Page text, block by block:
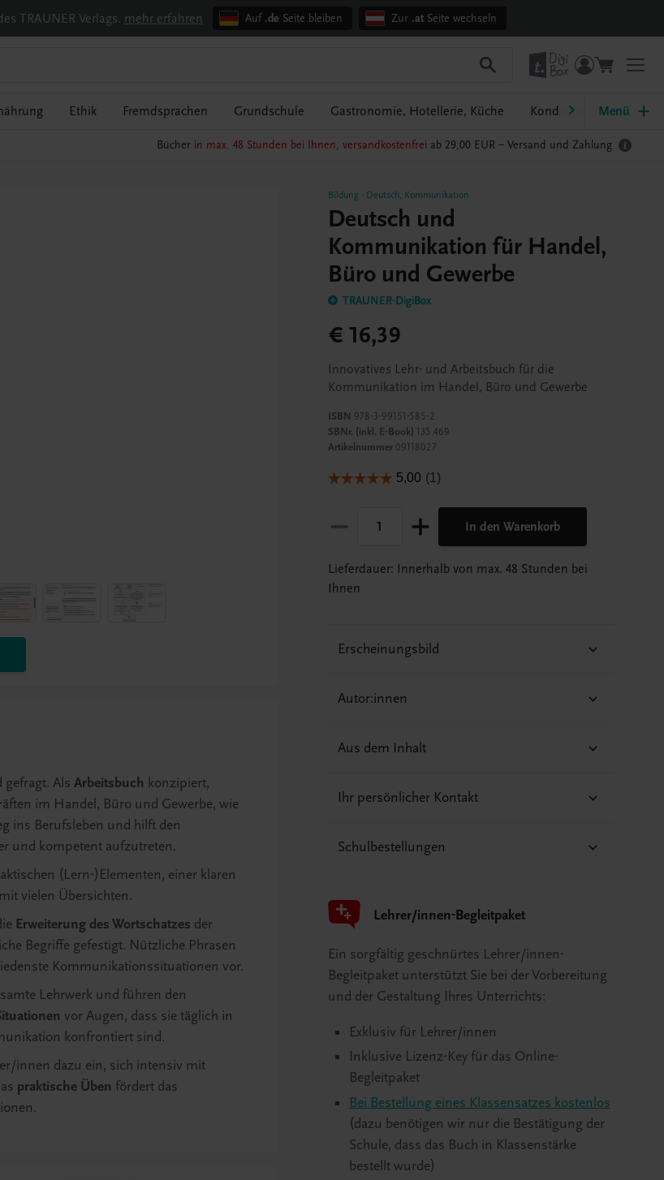
TRAUNER Verlags. mehr erfahren Auf .de Seite bleiben Zur .atSeite wechseln
Ethik Fremdsprachen Grundschule Gastronomie, Hotellerie, Küche Konditorei, Bäckerei
Menü
Bücher in max. 48 Stunden bei Ihnen, versandkostenfrei ab 29,00 EUR – Versand und Zahlung
Bildung- Deutsch, Kommunikation
Deutsch und
Kommunikation für Handel,
Büro und Gewerbe
TRAUNER-DigiBox
€ 16,39
Innovatives Lehr- und Arbeitsbuch für die
Kommunikation im Handel, Büro und Gewerbe
ISBN 978-3-99151-585-2
SBNr. (inkl. E-Book) 135.469
Artikelnummer09118027
In den Warenkorb
Lieferdauer: Innerhalb von max. 48 Stunden bei
Ihnen
Erscheinungsbild
Autor:innen
Aus dem Inhalt
Ihr persönlicher Kontakt
Schulbestellungen
Lehrer/innen-Begleitpaket
Ein sorgfältig geschnürtes Lehrer/innen-
Begleitpaket unterstützt Sie bei der Vorbereitung
und der Gestaltung Ihres Unterrichts:
Exklusiv für Lehrer/innen
Inklusive Lizenz-Key für das Online-
Begleitpaket
Bei Bestellung eines Klassensatzes kostenlos
(dazu benötigen wir nur die Bestätigung der
Schule, dass das Buch in Klassenstärke
bestellt wurde)
gefragt. AlsArbeitsbuch konzipiert,
im Handel, Büro und Gewerbe, wie
ins Berufsleben und hilft den
und kompetent aufzutreten.
(Lern-)Elementen, einer klaren
vielen Übersichten.
Erweiterung des Wortschatzes der
Begriffe gefestigt. Nützliche Phrasen
Kommunikationssituationen vor.
Lehrwerk und führen den
vor Augen, dass sie täglich in
konfrontiert sind.
innen dazu ein, sich intensiv mit
praktische Üben fördert das